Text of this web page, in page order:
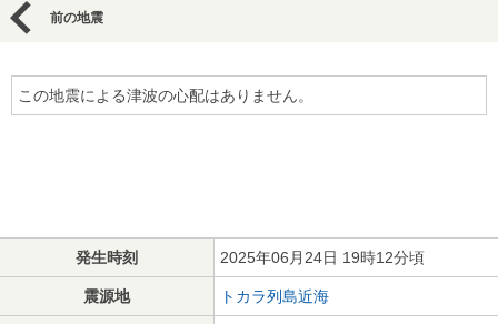
前の地震
この地震による津波の心配はありません。
発生時刻 2025年06月24日 19時12分頃
震源地 トカラ列島近海